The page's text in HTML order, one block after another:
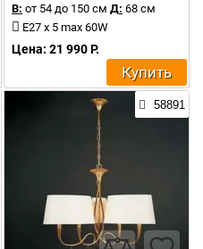
В: от 54 до 150 см Д: 68 см
E27 x 5 max 60W
Цена: 21 990 Р.
Купить
58891